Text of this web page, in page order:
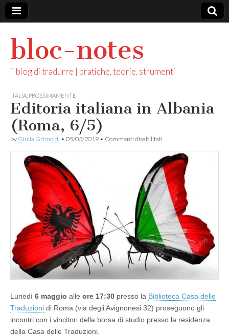
bloc-notes
il blog di tradurre | pratiche, teorie, strumenti
ITALIA PROSSIMAMENTE
Editoria italiana in Albania
(Roma, 6/5)
by Giulia Grimoldi • 05/03/2019 • Commenti disabilitati
italiana
in
Albania
(Roma,
6/5)
Lunedì 6 maggio alle ore 17:30 presso la Biblioteca Casa delle
Traduzioni di Roma (via degli Avignonesi 32) proseguono gli
incontri con i vincitori della borsa di studio presso la residenza
della Casa delle Traduzioni.